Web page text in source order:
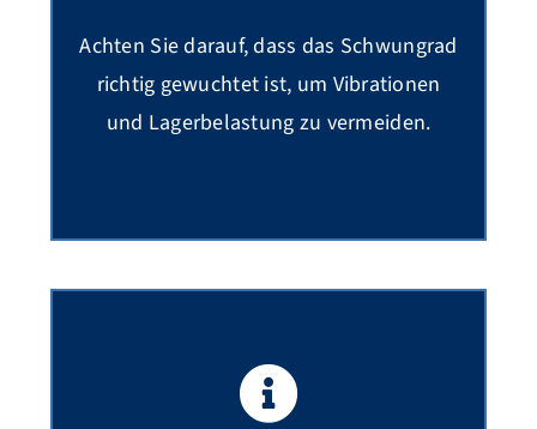
Achten Sie darauf, dass das Schwungrad
richtig gewuchtet ist, um Vibrationen
und Lagerbelastung zu vermeiden.